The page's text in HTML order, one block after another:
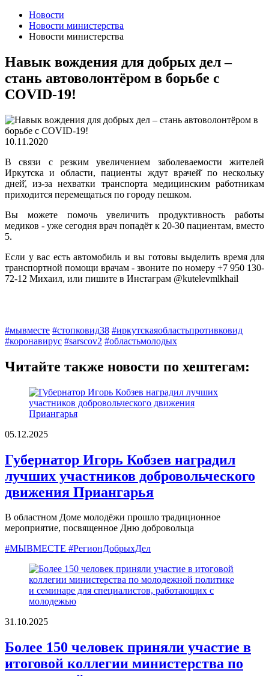
Новости
Новости министерства
Новости министерства
Навык вождения для добрых дел –
стань автоволонтёром в борьбе с
COVID-19!
10.11.2020
В связи с резким увеличением заболеваемости жителей
Иркутска и области, пациенты ждут врачей̆ по нескольку
дней̆, из-за нехватки транспорта медицинским работникам
приходится перемещаться по городу пешком.
Вы можете помочь увеличить продуктивность работы
медиков - уже сегодня врач попадёт к 20-30 пациентам, вместо
5.
Если у вас есть автомобиль и вы готовы выделить время для
транспортной помощи врачам - звоните по номеру +7 950 130-
72-12 Михаил, или пишите в Инстаграм @kutelevmlkhail
#мывместе #стопковид38 #иркутскаяобластьпротивковид
#коронавирус #sarscov2 #областьмолодых
Читайте также новости по хештегам:
05.12.2025
Губернатор Игорь Кобзев наградил
лучших участников добровольческого
движения Приангарья
В областном Доме молодёжи прошло традиционное
мероприятие, посвященное Дню добровольца
#МЫВМЕСТЕ #РегионДобрыхДел
31.10.2025
Более 150 человек приняли участие в
итоговой коллегии министерства по